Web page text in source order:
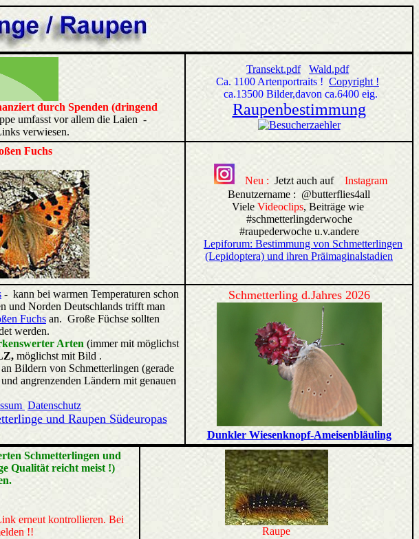
durch Spenden (dringend
umfasst vor allem die Laien -
verwiesen.
Transekt.pdf
Wald.pdf
Ca. 1100 Artenportraits ! Copyright !
ca.13500 Bilder,davon ca.6400 eig.
Raupenbestimmung
Fuchs
Neu : Jetzt auch auf Instagram
Benutzername : @butterflies4all
Viele Videoclips, Beiträge wie
#schmetterlingderwoche
#raupederwoche u.v.andere
Lepiforum: Bestimmung von Schmetterlingen
(Lepidoptera) und ihren Präimaginalstadien
- kann bei warmen Temperaturen schon
und Norden Deutschlands trifft man
Fuchs an. Große Füchse sollten
werden.
Arten (immer mit möglichst
möglichst mit Bild .
Bildern von Schmetterlingen (gerade
und angrenzenden Ländern mit genauen
Datenschutz
und Raupen Südeuropas
Schmetterling d.Jahres 2026
Dunkler Wiesenknopf-Ameisenbläuling
Schmetterlingen und
Qualität reicht meist !)
erneut kontrollieren. Bei
!!
Raupe